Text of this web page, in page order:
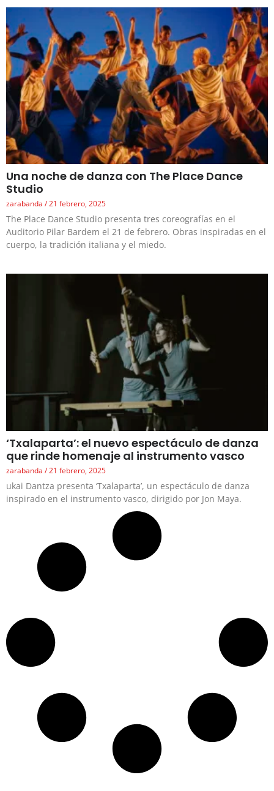
Una noche de danza con The Place Dance
Studio
zarabanda 21 febrero, 2025
The Place Dance Studio presenta tres coreografías en el
Auditorio Pilar Bardem el 21 de febrero. Obras inspiradas en el
cuerpo, la tradición italiana y el miedo.
‘Txalaparta’: el nuevo espectáculo de danza
que rinde homenaje al instrumento vasco
zarabanda 21 febrero, 2025
ukai Dantza presenta ‘Txalaparta’, un espectáculo de danza
inspirado en el instrumento vasco, dirigido por Jon Maya.